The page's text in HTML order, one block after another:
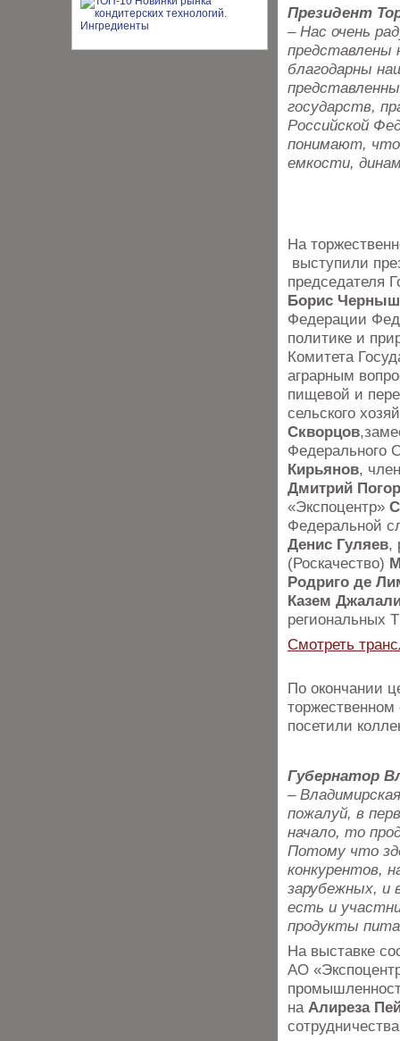
Президент
– Нас очень
представлены
благодарны
государств,
Российской
понимают, что
емкости,
На
выступили
председателя
Борис
Федерации
политике и
Комитета
аграрным
пищевой и
сельского
Скворцов
Федерального
Кирьянов,
Дмитрий
«Экспоцентр»
Федеральной
Денис Гуляев,
(Роскачество)
Родриго де
Казем
региональных
Смотреть
По окончании
посетили
Губернатор
–
пожалуй, в
начало, то
Потому что
конкурентов,
зарубежных, и
есть и
продукты
На выставке
АО
на Алиреза